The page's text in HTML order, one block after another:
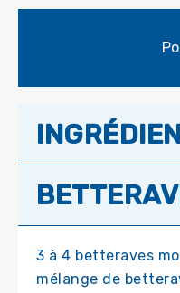
3 à 4 betteraves
mélange de